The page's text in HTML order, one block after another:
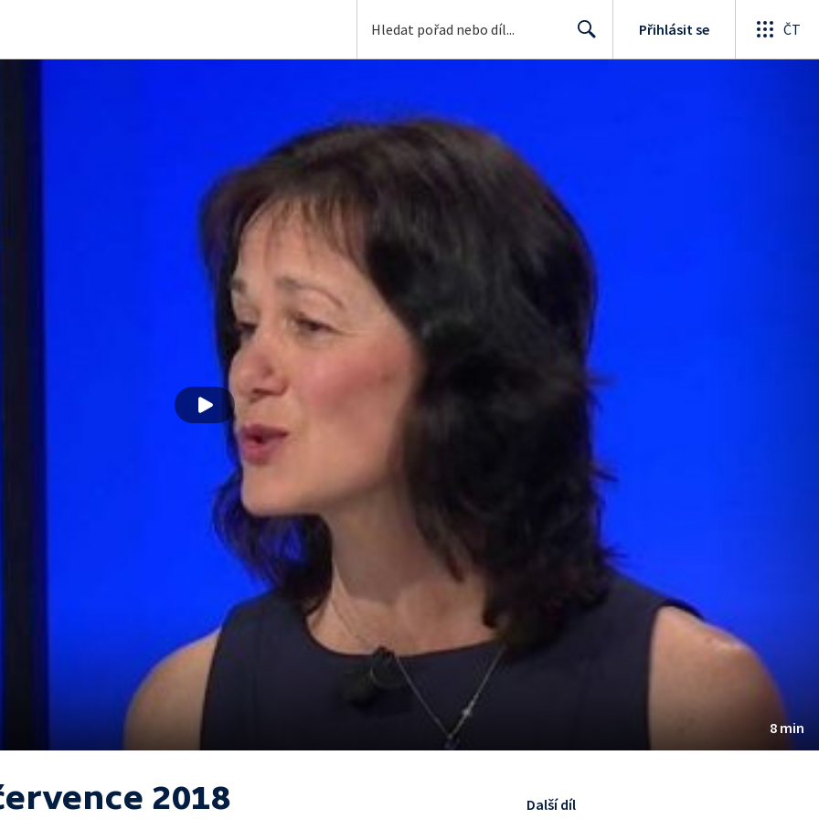
Přihlásit se ČT
8 min
2018 Další díl